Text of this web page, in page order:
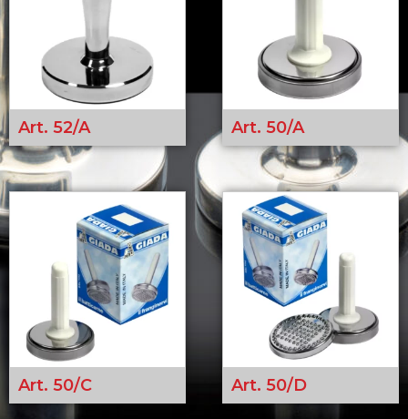
Art. 52/A Art. 50/A
Art. 50/C Art. 50/D